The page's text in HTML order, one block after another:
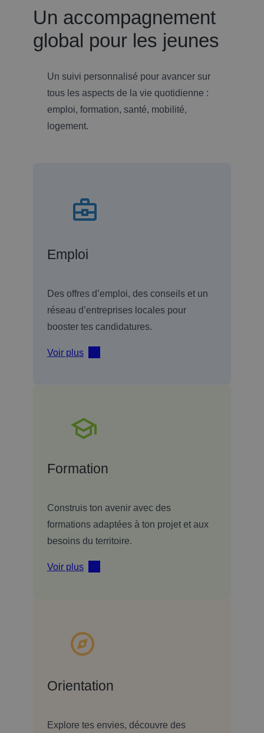
Un accompagnement
global pour les jeunes
Un suivi personnalisé pour avancer sur
tous les aspects de la vie quotidienne :
emploi, formation, santé, mobilité,
logement.
Emploi
Des offres d’emploi, des conseils et un
réseau d’entreprises locales pour
booster tes candidatures.
Voir plus
Formation
Construis ton avenir avec des
formations adaptées à ton projet et aux
besoins du territoire.
Voir plus
Orientation
Explore tes envies, découvre des